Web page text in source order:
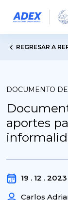
REGRESAR A
DOCUMENTO
aportes
19 . 12 . 2023
Carlos